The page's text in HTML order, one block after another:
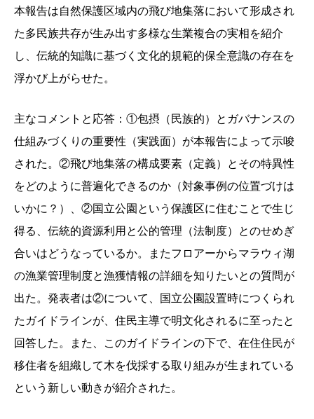
本報告は自然保護区域内の飛び地集落において形成され
た多民族共存が生み出す多様な生業複合の実相を紹介
し、伝統的知識に基づく文化的規範的保全意識の存在を
浮かび上がらせた。
主なコメントと応答：①包摂（民族的）とガバナンスの
仕組みづくりの重要性（実践面）が本報告によって示唆
された。②飛び地集落の構成要素（定義）とその特異性
をどのように普遍化できるのか（対象事例の位置づけは
いかに？）、②国立公園という保護区に住むことで生じ
得る、伝統的資源利用と公的管理（法制度）とのせめぎ
合いはどうなっているか。またフロアーからマラウィ湖
の漁業管理制度と漁獲情報の詳細を知りたいとの質問が
出た。発表者は②について、国立公園設置時につくられ
たガイドラインが、住民主導で明文化されるに至ったと
回答した。また、このガイドラインの下で、在住住民が
移住者を組織して木を伐採する取り組みが生まれている
という新しい動きが紹介された。